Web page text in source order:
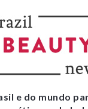
e do mundo